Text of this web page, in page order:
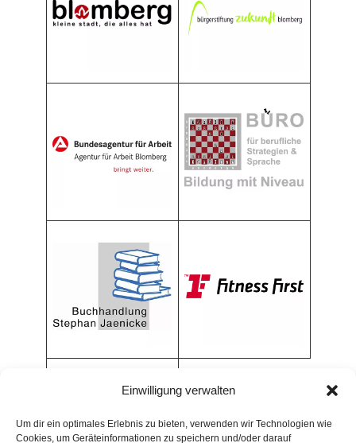
Einwilligung verwalten
Um dir ein optimales Erlebnis zu bieten, verwenden wir Technologien wie
Cookies, um Geräteinformationen zu speichern und/oder darauf